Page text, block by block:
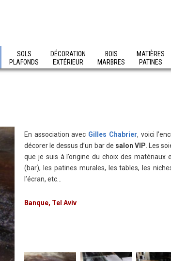
SOLS
PLAFONDS
DÉCORATION
EXTÉRIEUR
BOIS
MARBRES
MATIÈRES
PATINES
En association avec Gilles Chabrier, voici
décorer le dessus d’un bar de salon VIP . Les
que je suis à l’origine du choix des matériaux
(bar), les patines murales, les tables, les
l’écran, etc…
Banque, Tel Aviv